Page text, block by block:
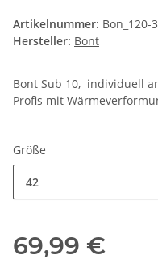
Artikelnummer: Bon_120-3
Hersteller: Bont
Bont Sub 10, individuell
Profis mit
Größe
42
69,99 €